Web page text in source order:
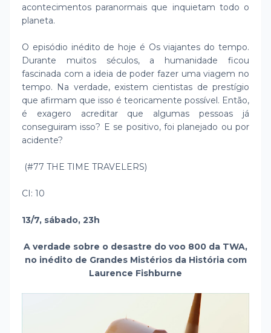
acontecimentos paranormais que inquietam todo o
planeta.
O episódio inédito de hoje é Os viajantes do tempo.
Durante muitos séculos, a humanidade ficou
fascinada com a ideia de poder fazer uma viagem no
tempo. Na verdade, existem cientistas de prestígio
que afirmam que isso é teoricamente possível. Então,
é exagero acreditar que algumas pessoas já
conseguiram isso? E se positivo, foi planejado ou por
acidente?
(#77 THE TIME TRAVELERS)
CI: 10
13/7, sábado, 23h
A verdade sobre o desastre do voo 800 da TWA,
no inédito de Grandes Mistérios da História com
Laurence Fishburne